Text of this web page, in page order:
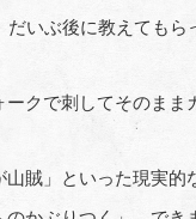
いぶ後に教えてもら
クで刺してそのまま
山賊」といった現実